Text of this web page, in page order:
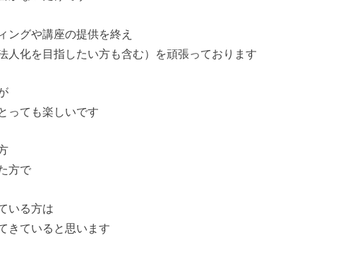
ングや講座の提供を終え
人化を目指したい方も含む）を頑張っております
っても楽しいです
方で
いる方は
きていると思います